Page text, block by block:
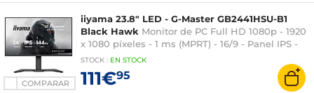
COMPARAR
iiyama 23.8" LED - G-Master GB2441HSU-B1
Black Hawk Monitor de PC Full HD 1080p - 1920
x 1080 píxeles - 1 ms (MPRT) - 16/9 - Panel IPS -
144 Hz - FreeSync - HDMI/DisplayPort - Altavoces
- Hub USB - Pivotante - Negro
STOCK : EN STOCK
111€95